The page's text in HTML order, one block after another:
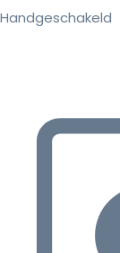
Handgeschakeld